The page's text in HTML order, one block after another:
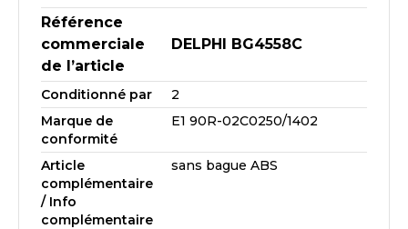
Référence
commerciale
de l’article
DELPHI BG4558C
Conditionné par
2
Marque de
conformité
E1 90R-02C0250/1402
Article
complémentaire
/ Info
complémentaire
sans bague ABS